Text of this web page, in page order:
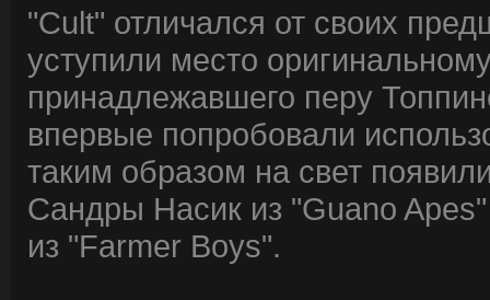
"Cult" отличался от своих
уступили место
принадлежавшего перу
впервые попробовали
таким образом на свет
Сандры Насик из "Guano
из "Farmer Boys".